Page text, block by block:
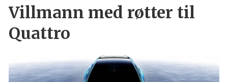
Villmann med røtter til
Quattro